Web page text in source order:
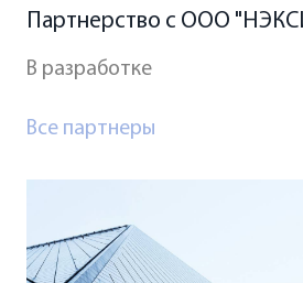
Партнерство с ООО
В разработке
Все партнеры